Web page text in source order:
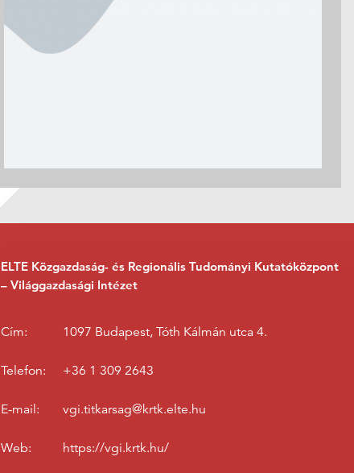
ELTE Közgazdaság- és Regionális Tudományi Kutatóközpont
– Világgazdasági Intézet
Cím: 1097 Budapest, Tóth Kálmán utca 4.
Telefon: +36 1 309 2643
E-mail: vgi.titkarsag@krtk.elte.hu
Web: https://vgi.krtk.hu/